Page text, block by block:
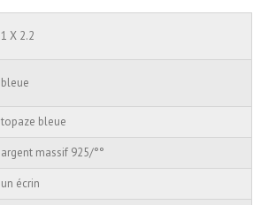
1 X 2.2
bleue
topaze bleue
argent massif 925/°°
un écrin